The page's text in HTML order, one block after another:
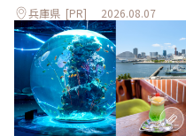
兵庫県 [PR] 2026.08.07